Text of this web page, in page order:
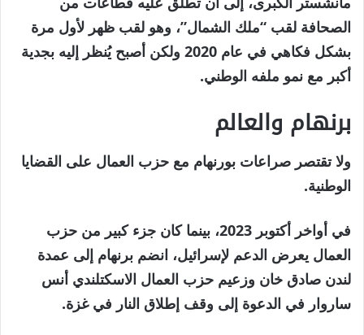
الصحافة لقب “ملك الشمال”، وهو لقب ظهر لأول مرة
بشكل فكاهي في عام 2020 ولكن أصبح يُنظر إليه بجدية
أكبر مع نمو ملفه الوطني.
برنهام والعالم
ولا تقتصر صراعات بورنهام مع حزب العمال على القضايا
الوطنية.
في أواخر أكتوبر 2023، بينما كان جزء كبير من حزب
العمال يعرض الدعم لإسرائيل، انضم برنهام إلى عمدة
لندن صادق خان وزعيم حزب العمال الاسكتلندي أنس
ساروار في الدعوة إلى وقف إطلاق النار في غزة.